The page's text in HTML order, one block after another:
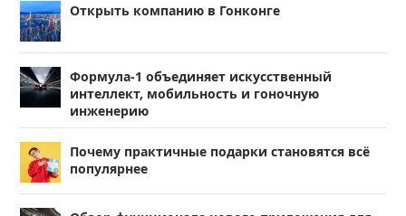
Открыть компанию в Гонконге
Формула-1 объединяет искусственный
интеллект, мобильность и гоночную
инженерию
Почему практичные подарки становятся всё
популярнее